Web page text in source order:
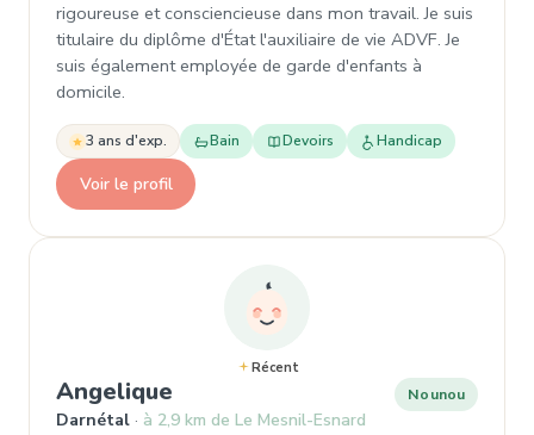
rigoureuse et consciencieuse dans mon travail. Je suis
titulaire du diplôme d'État l'auxiliaire de vie ADVF. Je
suis également employée de garde d'enfants à
domicile.
3 ans d'exp. Bain Devoirs Handicap
Voir le profil
Récent
Angelique , Nounou à Darnétal
Darnétal à 2,9 km de Le Mesnil-Esnard
Nounou